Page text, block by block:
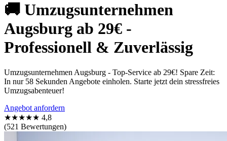
🚚 Umzugsunternehmen
Augsburg ab 29€ -
Professionell & Zuverlässig
Umzugsunternehmen Augsburg - Top-Service ab 29€! Spare Zeit:
In nur 58 Sekunden Angebote einholen. Starte jetzt dein stressfreies
Umzugsabenteuer!
Angebot anfordern
★★★★★ 4,8
(521 Bewertungen)